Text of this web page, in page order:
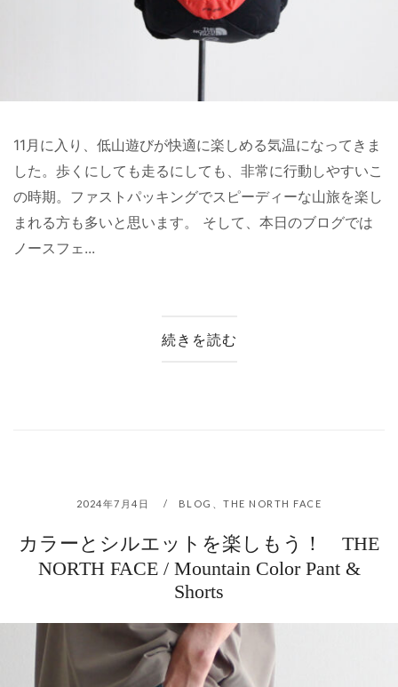
11月に入り、低山遊びが快適に楽しめる気温になってきま
した。歩くにしても走るにしても、非常に行動しやすいこ
の時期。ファストパッキングでスピーディーな山旅を楽し
まれる方も多いと思います。 そして、本日のブログでは
ノースフェ...
続きを読む
2024年7月4日 BLOG 、THE NORTH FACE
カラーとシルエットを楽しもう！ THE
NORTH FACE / Mountain Color Pant &
Shorts